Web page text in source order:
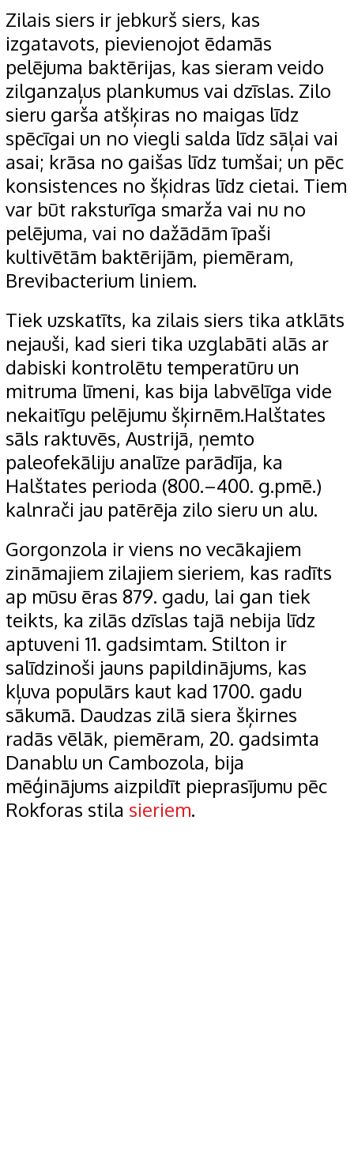
Zilais siers ir jebkurš siers, kas
izgatavots, pievienojot ēdamās
pelējuma baktērijas, kas sieram veido
zilganzaļus plankumus vai dzīslas. Zilo
sieru garša atšķiras no maigas līdz
spēcīgai un no viegli salda līdz sāļai vai
asai; krāsa no gaišas līdz tumšai; un pēc
konsistences no šķidras līdz cietai. Tiem
var būt raksturīga smarža vai nu no
pelējuma, vai no dažādām īpaši
kultivētām baktērijām, piemēram,
Brevibacterium liniem.
Tiek uzskatīts, ka zilais siers tika atklāts
nejauši, kad sieri tika uzglabāti alās ar
dabiski kontrolētu temperatūru un
mitruma līmeni, kas bija labvēlīga vide
nekaitīgu pelējumu šķirnēm.Halštates
sāls raktuvēs, Austrijā, ņemto
paleofekāliju analīze parādīja, ka
Halštates perioda (800.–400. g.pmē.)
kalnrači jau patērēja zilo sieru un alu.
Gorgonzola ir viens no vecākajiem
zināmajiem zilajiem sieriem, kas radīts
ap mūsu ēras 879. gadu, lai gan tiek
teikts, ka zilās dzīslas tajā nebija līdz
aptuveni 11. gadsimtam. Stilton ir
salīdzinoši jauns papildinājums, kas
kļuva populārs kaut kad 1700. gadu
sākumā. Daudzas zilā siera šķirnes
radās vēlāk, piemēram, 20. gadsimta
Danablu un Cambozola, bija
mēģinājums aizpildīt pieprasījumu pēc
Rokforas stila sieriem.